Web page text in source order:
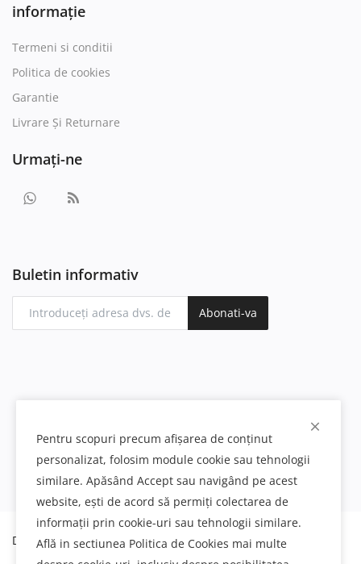
informație
Termeni si conditii
Politica de cookies
Garantie
Livrare Și Returnare
Urmați-ne
Buletin informativ
Abonati-va
Decoratiuni interioare si exterioare din poliuretan
Pentru scopuri precum afișarea de conținut
personalizat, folosim module cookie sau tehnologii
similare. Apăsând Accept sau navigând pe acest
website, ești de acord să permiți colectarea de
informații prin cookie-uri sau tehnologii similare.
Află in sectiunea Politica de Cookies mai multe